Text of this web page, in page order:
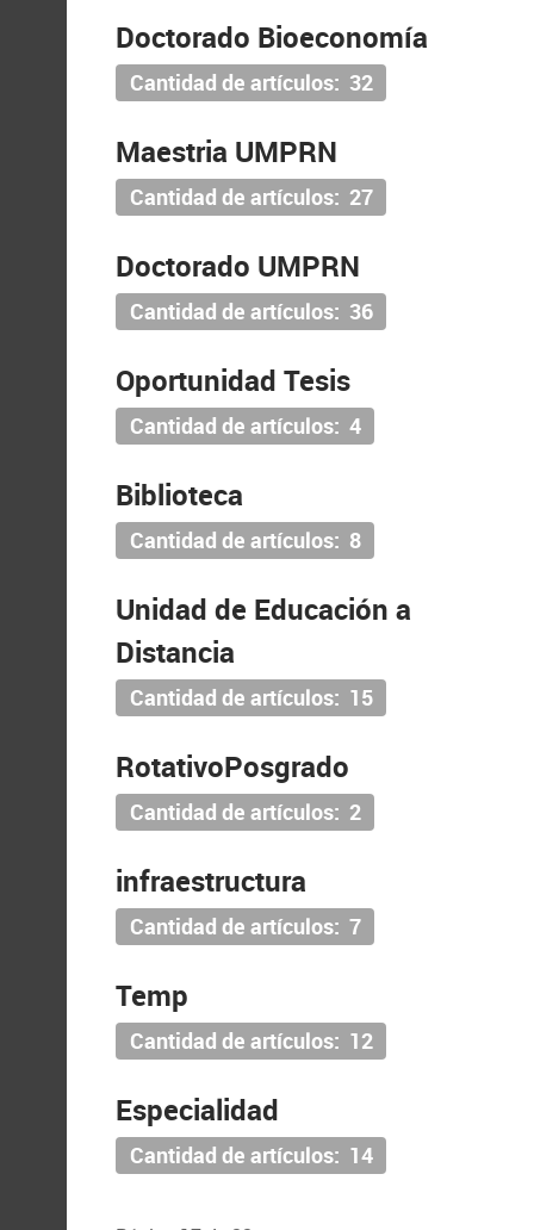
Doctorado Bioeconomía
Cantidad de artículos: 32
Maestria UMPRN
Cantidad de artículos: 27
Doctorado UMPRN
Cantidad de artículos: 36
Oportunidad Tesis
Cantidad de artículos: 4
Biblioteca
Cantidad de artículos: 8
Unidad de Educación a
Distancia
Cantidad de artículos: 15
RotativoPosgrado
Cantidad de artículos: 2
infraestructura
Cantidad de artículos: 7
Temp
Cantidad de artículos: 12
Especialidad
Cantidad de artículos: 14